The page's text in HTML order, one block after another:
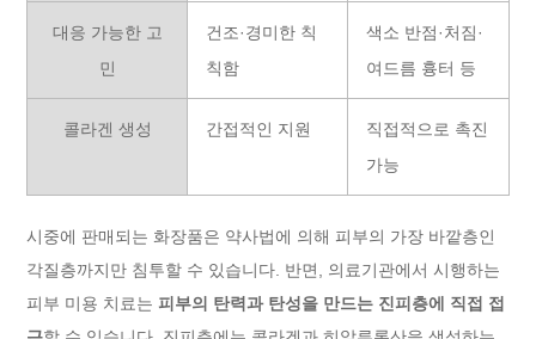
대응 가능한 고
민
건조·경미한 칙
칙함
색소 반점·처짐·
여드름 흉터 등
콜라겐 생성 간접적인 지원
직접적으로 촉진
가능
시중에 판매되는 화장품은 약사법에 의해 피부의 가장 바깥층인
각질층까지만 침투할 수 있습니다. 반면, 의료기관에서 시행하는
피부 미용 치료는 피부의 탄력과 탄성을 만드는 진피층에 직접 접